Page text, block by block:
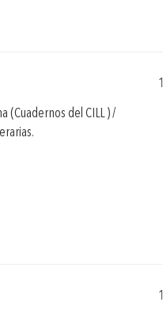
(Cuadernos del CILL ) /